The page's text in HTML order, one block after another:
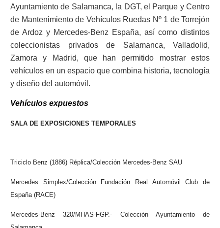
Ayuntamiento de Salamanca, la DGT, el Parque y Centro
de Mantenimiento de Vehículos Ruedas Nº 1 de Torrejón
de Ardoz y Mercedes-Benz España, así como distintos
coleccionistas privados de Salamanca, Valladolid,
Zamora y Madrid, que han permitido mostrar estos
vehículos en un espacio que combina historia, tecnología
y diseño del automóvil.
Vehículos expuestos
SALA DE EXPOSICIONES TEMPORALES
Triciclo Benz (1886) Réplica/Colección Mercedes-Benz SAU
Mercedes Simplex/Colección Fundación Real Automóvil Club de
España (RACE)
Mercedes-Benz 320/MHAS-FGP.- Colección Ayuntamiento de